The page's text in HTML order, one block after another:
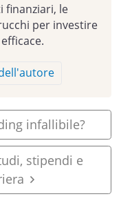
finanziari, le
per investire
infallibile?
stipendi e